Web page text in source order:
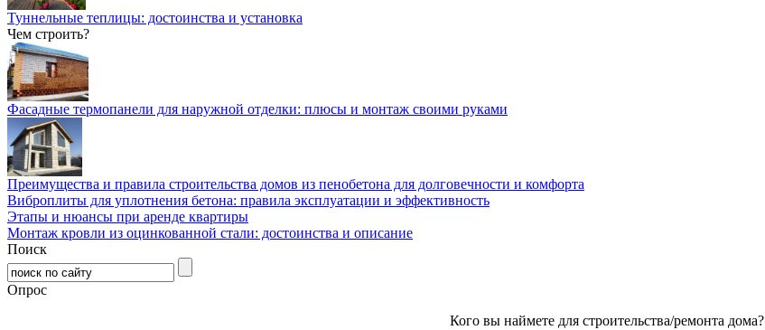
Туннельные теплицы: достоинства и установка
Чем строить?
Фасадные термопанели для наружной отделки: плюсы и монтаж своими руками
Преимущества и правила строительства домов из пенобетона для долговечности и комфорта
Виброплиты для уплотнения бетона: правила эксплуатации и эффективность
Этапы и нюансы при аренде квартиры
Монтаж кровли из оцинкованной стали: достоинства и описание
Поиск
Опрос
Кого вы наймете для строительства/ремонта дома?